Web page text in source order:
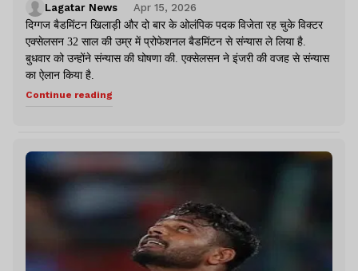
Lagatar News
Apr 15, 2026
दिग्गज बैडमिंटन खिलाड़ी और दो बार के ओलंपिक पदक विजेता रह चुके विक्टर
एक्सेलसन 32 साल की उम्र में प्रोफेशनल बैडमिंटन से संन्यास ले लिया है.
बुधवार को उन्होंने संन्यास की घोषणा की. एक्सेलसन ने इंजरी की वजह से संन्यास
का ऐलान किया है.
Continue reading